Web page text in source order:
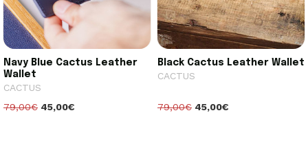
Navy Blue Cactus Leather
Wallet
CACTUS
79,00€ 45,00€
Black Cactus Leather Wallet
CACTUS
79,00€ 45,00€